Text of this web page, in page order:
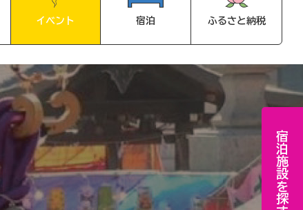
イベント 宿泊 ふるさと納税
宿泊施設を探す